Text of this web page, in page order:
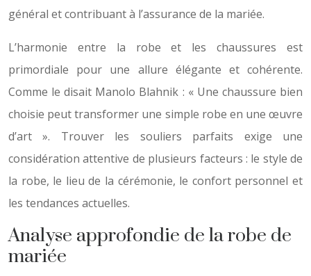
général et contribuant à l’assurance de la mariée.
L’harmonie entre la robe et les chaussures est
primordiale pour une allure élégante et cohérente.
Comme le disait Manolo Blahnik : « Une chaussure bien
choisie peut transformer une simple robe en une œuvre
d’art ». Trouver les souliers parfaits exige une
considération attentive de plusieurs facteurs : le style de
la robe, le lieu de la cérémonie, le confort personnel et
les tendances actuelles.
Analyse approfondie de la robe de
mariée